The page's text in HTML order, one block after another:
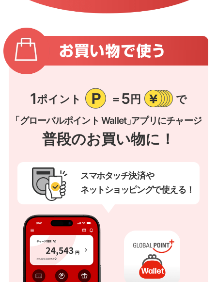
1ポイント ＝ 5円 で
「グローバルポイント Wallet」アプリにチャージ
普段のお買い物に！
スマホタッチ決済や
ネットショッピングで使える！